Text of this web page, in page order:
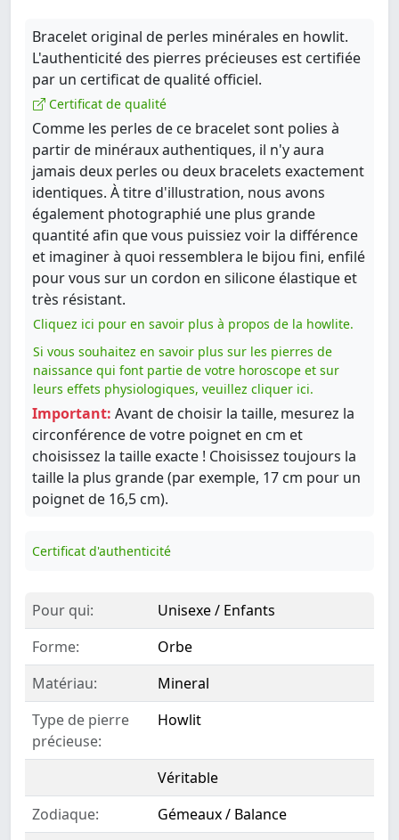
Bracelet original de perles minérales en howlit.
L'authenticité des pierres précieuses est certifiée
par un certificat de qualité officiel.
Certificat de qualité
Comme les perles de ce bracelet sont polies à
partir de minéraux authentiques, il n'y aura
jamais deux perles ou deux bracelets exactement
identiques. À titre d'illustration, nous avons
également photographié une plus grande
quantité afin que vous puissiez voir la différence
et imaginer à quoi ressemblera le bijou fini, enfilé
pour vous sur un cordon en silicone élastique et
très résistant.
Cliquez ici pour en savoir plus à propos de la howlite.
Si vous souhaitez en savoir plus sur les pierres de
naissance qui font partie de votre horoscope et sur
leurs effets physiologiques, veuillez cliquer ici.
Important: Avant de choisir la taille, mesurez la
circonférence de votre poignet en cm et
choisissez la taille exacte ! Choisissez toujours la
taille la plus grande (par exemple, 17 cm pour un
poignet de 16,5 cm).
Certificat d'authenticité
Pour qui:
Unisexe / Enfants
Forme:
Orbe
Matériau:
Mineral
Type de pierre
précieuse:
Howlit
Véritable
Zodiaque:
Gémeaux / Balance